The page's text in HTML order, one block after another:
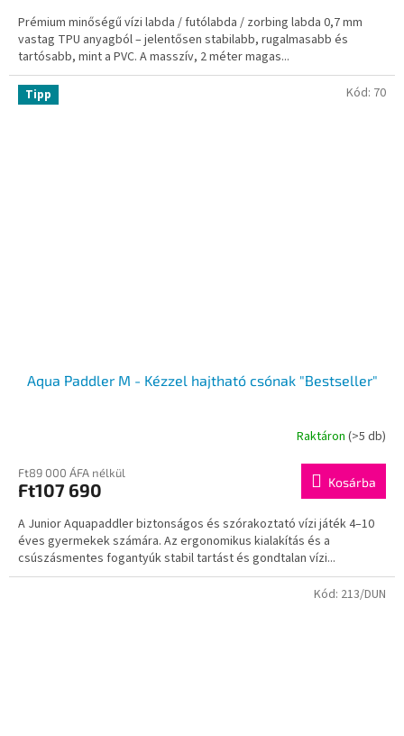
Prémium minőségű vízi labda / futólabda / zorbing labda 0,7 mm
vastag TPU anyagból – jelentősen stabilabb, rugalmasabb és
tartósabb, mint a PVC. A masszív, 2 méter magas...
Tipp
Aqua Paddler M - Kézzel hajtható csónak "Bestseller"
Raktáron (>5 db)
Ft89 000 ÁFA nélkül
Ft107 690 Kosárba
A Junior Aquapaddler biztonságos és szórakoztató vízi játék 4–10
éves gyermekek számára. Az ergonomikus kialakítás és a
csúszásmentes fogantyúk stabil tartást és gondtalan vízi...
Kód: 70
Kód: 213/DUN